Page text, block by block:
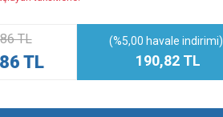
TL
TL
(%5,00 havale indirimi)
190,82 TL